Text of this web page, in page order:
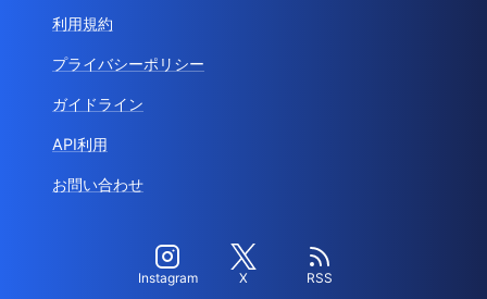
利用規約
プライバシーポリシー
ガイドライン
API利用
お問い合わせ
Instagram X RSS